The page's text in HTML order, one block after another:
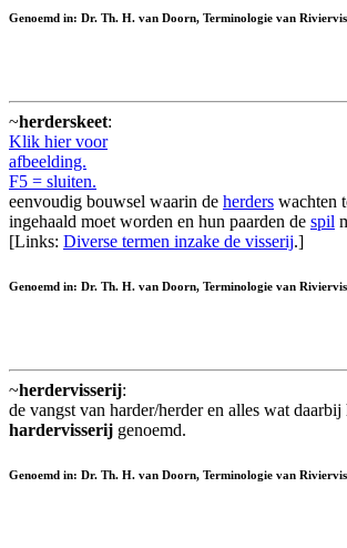
Genoemd in: Dr. Th. H. van Doorn, Terminologie van
~herderskeet:
Klik hier voor
afbeelding.
F5 = sluiten.
eenvoudig bouwsel waarin de herders wachten
ingehaald moet worden en hun paarden de spil
[Links: Diverse termen inzake de visserij.]
Genoemd in: Dr. Th. H. van Doorn, Terminologie van
~herdervisserij:
de vangst van harder/herder en alles wat
hardervisserij genoemd.
Genoemd in: Dr. Th. H. van Doorn, Terminologie van